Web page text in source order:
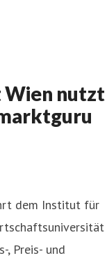
nutzt
dem Institut für
, Preis- und